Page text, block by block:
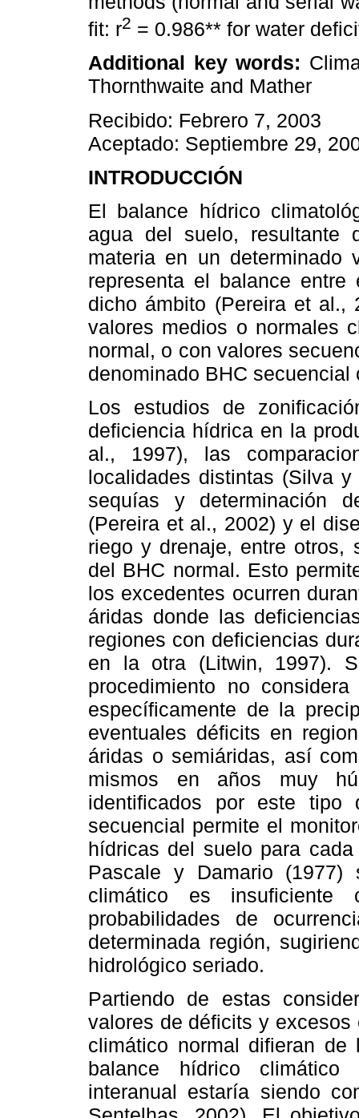
fit: r2 = 0.986** for water
Additional key words:
Thornthwaite and Mather
Recibido: Febrero 7, 2003
Aceptado: Septiembre 29,
INTRODUCCIÓN
El balance hídrico
agua del suelo, resultante
materia en un determinado
representa el balance
dicho ámbito (Pereira et al.,
valores medios o normales
normal, o con valores
denominado BHC secuencial
Los estudios de
deficiencia hídrica en la
al., 1997), las
localidades distintas (Silva
sequías y determinación
(Pereira et al., 2002) y el
riego y drenaje, entre otros,
del BHC normal. Esto
los excedentes ocurren
áridas donde las
regiones con deficiencias
en la otra (Litwin, 1997).
procedimiento no
específicamente de la
eventuales déficits en
áridas o semiáridas, así
mismos en años muy
identificados por este
secuencial permite el
hídricas del suelo para
Pascale y Damario (1977)
climático es insuficiente
probabilidades de
determinada región,
hidrológico seriado.
Partiendo de estas
valores de déficits y
climático normal difieran
balance hídrico climático
interanual estaría siendo